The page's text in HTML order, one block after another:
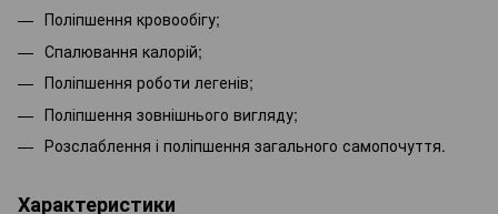
Поліпшення кровообігу;
Спалювання калорій;
Поліпшення роботи легенів;
Поліпшення зовнішнього вигляду;
Розслаблення і поліпшення загального самопочуття.
Характеристики